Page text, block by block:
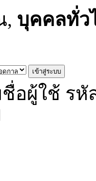
, บุคคลทั่ว
อผู้ใช้ รหั